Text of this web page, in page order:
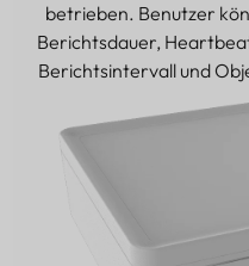
betrieben. Benutzer
Berichtsdauer,
Berichtsintervall und